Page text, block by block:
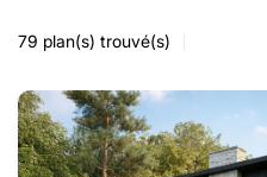
79 plan(s) trouvé(s)